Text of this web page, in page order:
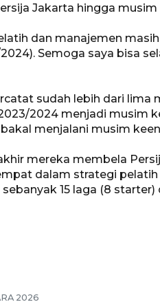
Jakarta hingga musim
dan manajemen
Semoga saya bisa
sudah lebih dari lima
2024 menjadi musim
menjalani musim
mereka membela
dalam strategi
15 laga (8 starter)
2026